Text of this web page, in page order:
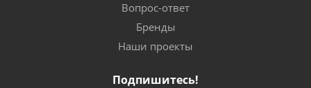
Вопрос-ответ
Бренды
Наши проекты
Подпишитесь!